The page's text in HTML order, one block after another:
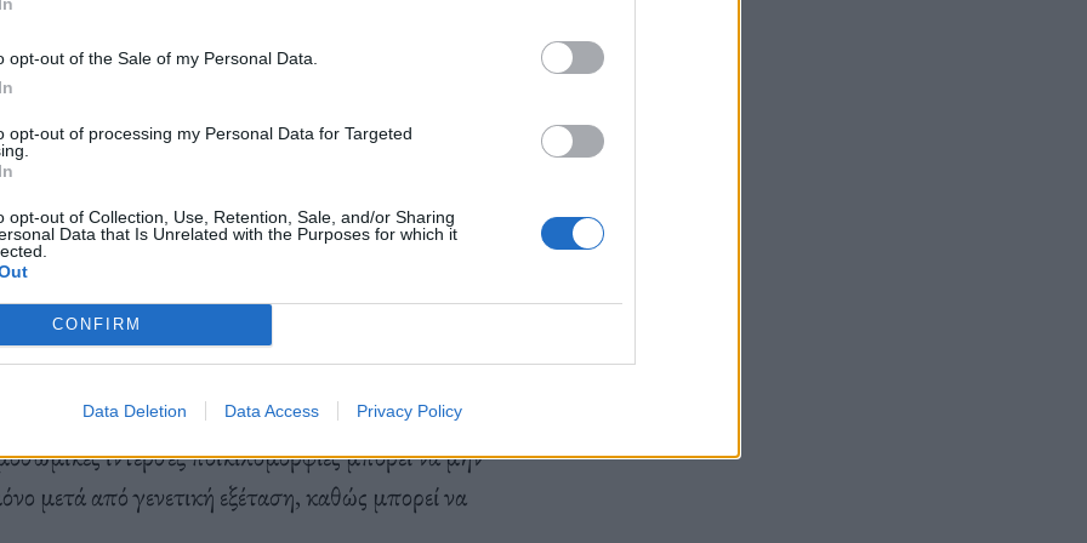
opt-out of the Sale of my Personal Data.
opt-out of processing my Personal Data for Targeted
opt-out of Collection, Use, Retention, Sale, and/or Sharing
Data that Is Unrelated with the Purposes for which it
CONFIRM
Data Deletion Data Access Privacy Policy
αλλά ούτε και τρανσέξουαλ.
στους τυπικούς ορισμούς των αρσενικών ή
είν
άτομα αποκαλούντανερμαφρόδιτα,όρος
ής, ιστορικά προσβλητικός και κοινωνικά
είναιορατά στη γέννηση ενώ άλλοτε δεν
ίντερσεξ ποικιλομορφίες μπορεί να μην
μετά από γενετική εξέταση, καθώς μπορεί να